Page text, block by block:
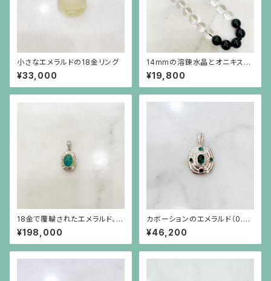
小さなエメラルドの18金リング
¥33,000
14mmの溶錬水晶とオニキスの
ネックレス
¥19,800
18金で覆輪されたエメラルド、彫
りの施されたプラチナに小さな
ダイヤモンドのペンダント（チェ
ーン別）
¥198,000
カボーションのエメラルド（0.82
ct）を4つの小さなエメラルドが
取り巻くシルバーペンダント（チ
ェーン別）
¥46,200